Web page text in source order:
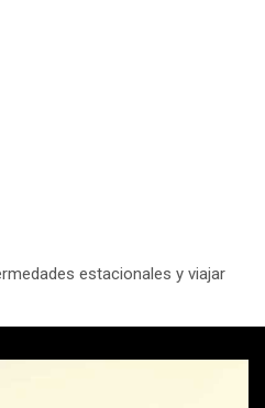
estacionales y viajar